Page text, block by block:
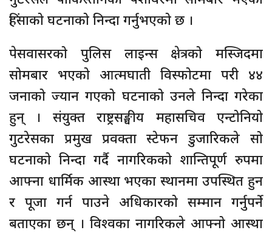
हिंसाको घटनाको निन्दा गर्नुभएको छ ।
पेसवासरको पुलिस लाइन्स क्षेत्रको मस्जिदमा
सोमबार भएको आत्मघाती विस्फोटमा परी ४४
जनाको ज्यान गएको घटनाको उनले निन्दा गरेका
हुन् । संयुक्त राष्ट्रसङ्घीय महासचिव एन्टोनियो
गुटरेसका प्रमुख प्रवक्ता स्टेफन डुजारिकले सो
घटनाको निन्दा गर्दै नागरिकको शान्तिपूर्ण रुपमा
आफ्ना धार्मिक आस्था भएका स्थानमा उपस्थित हुन
र पूजा गर्न पाउने अधिकारको सम्मान गर्नुपर्ने
बताएका छन् । विश्वका नागरिकले आफ्नो आस्था